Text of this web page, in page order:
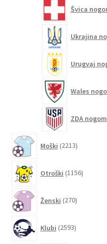
Švica
Ukrajina
Urugvaj
Wales
ZDA
Moški 2213izdelkov
Otroški 1156izdelkov
Ženski 270izdelkov
Klubi 2593izdelkov